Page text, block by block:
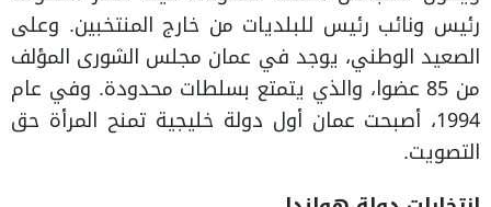
رئيس ونائب رئيس للبلديات من خارج المنتخبين. وعلى
الصعيد الوطني، يوجد في عمان مجلس الشورى المؤلف
من 85 عضوا، والذي يتمتع بسلطات محدودة. وفي عام
1994، أصبحت عمان أول دولة خليجية تمنح المرأة حق
التصويت.